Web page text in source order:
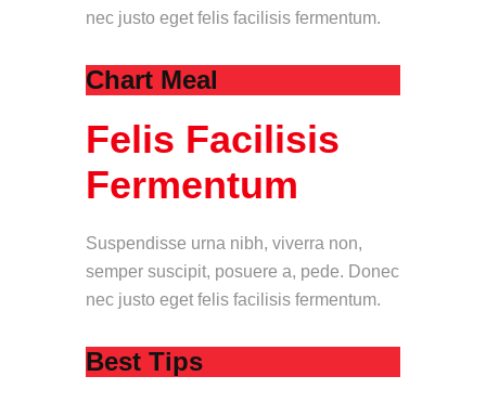
nec justo eget felis facilisis fermentum.
Chart Meal
Felis Facilisis
Fermentum
Suspendisse urna nibh, viverra non,
semper suscipit, posuere a, pede. Donec
nec justo eget felis facilisis fermentum.
Best Tips